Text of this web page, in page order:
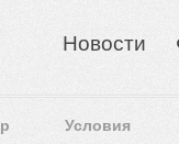
Новости
Условия